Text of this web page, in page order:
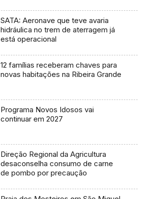
SATA: Aeronave que teve avaria
hidráulica no trem de aterragem já
está operacional
12 famílias receberam chaves para
novas habitações na Ribeira Grande
Programa Novos Idosos vai
continuar em 2027
Direção Regional da Agricultura
desaconselha consumo de carne
de pombo por precaução